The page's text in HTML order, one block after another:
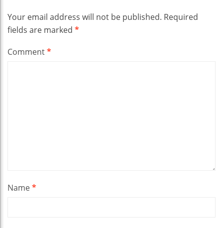
Your email address will not be published. Required
fields are marked *
Comment*
Name*